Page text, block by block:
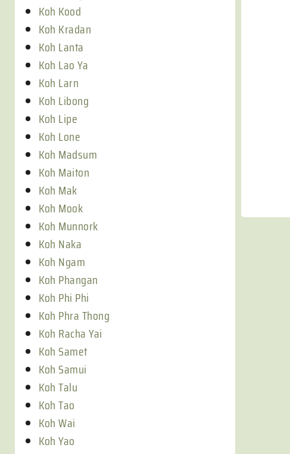
Koh Kood
Koh Kradan
Koh Lanta
Koh Lao Ya
Koh Larn
Koh Libong
Koh Lipe
Koh Lone
Koh Madsum
Koh Maiton
Koh Mak
Koh Mook
Koh Munnork
Koh Naka
Koh Ngam
Koh Phangan
Koh Phi Phi
Koh Phra Thong
Koh Racha Yai
Koh Samet
Koh Samui
Koh Talu
Koh Tao
Koh Wai
Koh Yao